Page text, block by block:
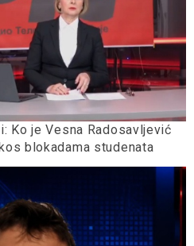
Ko je Vesna Radosavljević
blokadama studenata